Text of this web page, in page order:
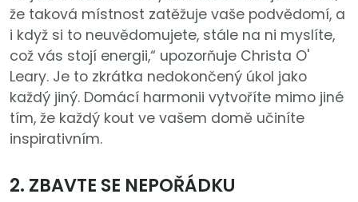
že taková místnost zatěžuje vaše podvědomí, a
i když si to neuvědomujete, stále na ni myslíte,
což vás stojí energii,“ upozorňuje Christa O'
Leary. Je to zkrátka nedokončený úkol jako
každý jiný. Domácí harmonii vytvoříte mimo jiné
tím, že každý kout ve vašem domě učiníte
inspirativním.
2. ZBAVTE SE NEPOŘÁDKU